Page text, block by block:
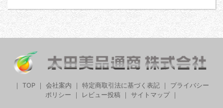
TOP 会社案内 特定商取引法に基づく表記
プライバシー
ポリシー
レビュー投稿｜ サイトマップ｜